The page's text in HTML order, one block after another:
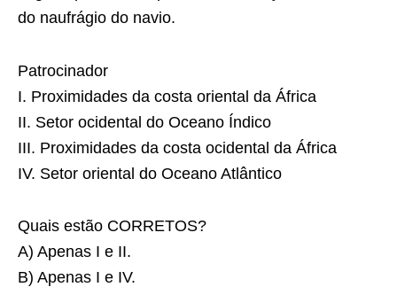
do naufrágio do navio.
Patrocinador
I. Proximidades da costa oriental da África
II. Setor ocidental do Oceano Índico
III. Proximidades da costa ocidental da África
IV. Setor oriental do Oceano Atlântico
Quais estão CORRETOS?
A) Apenas I e II.
B) Apenas I e IV.